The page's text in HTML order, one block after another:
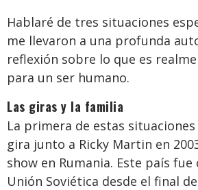
Hablaré de tres situaciones
me llevaron a una profunda
reflexión sobre lo que es
para un ser humano.
Las giras y la familia
La primera de estas
gira junto a Ricky Martin en
show en Rumania. Este país
Unión Soviética desde el final